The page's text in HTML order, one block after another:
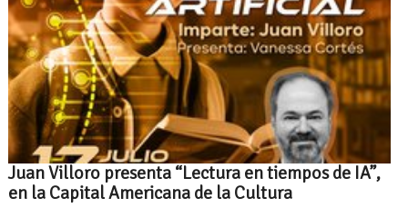
Juan Villoro presenta “Lectura en tiempos de IA”,
en la Capital Americana de la Cultura